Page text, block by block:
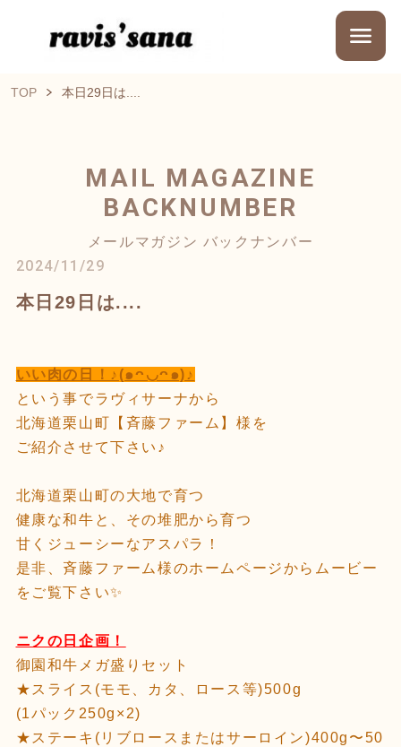
TOP 本日29日は....
MAIL MAGAZINE
BACKNUMBER
メールマガジン バックナンバー
2024/11/29
本日29日は....
いい肉の日！♪(๑ᴖ◡ᴖ๑)♪
という事でラヴィサーナから
北海道栗山町【斉藤ファーム】様を
ご紹介させて下さい♪
北海道栗山町の大地で育つ
健康な和牛と、その堆肥から育つ
甘くジューシーなアスパラ！
是非、斉藤ファーム様のホームページからムービー
をご覧下さい✨
ニクの日企画！
御園和牛メガ盛りセット
★スライス(モモ、カタ、ロース等)500g
(1パック250g×2)
★ステーキ(リブロースまたはサーロイン)400g〜50